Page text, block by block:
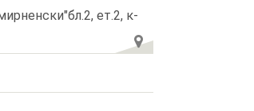
ет.2, к-